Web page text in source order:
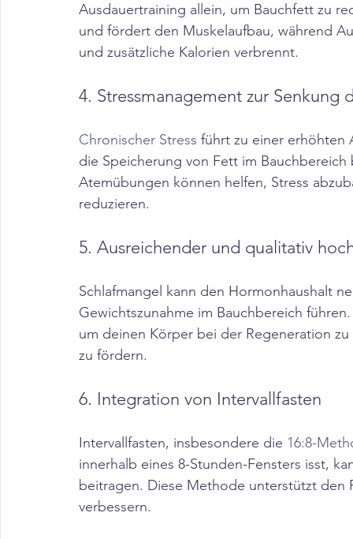
Ausdauertraining allein, um Bauchfett zu
und fördert den Muskelaufbau, während
und zusätzliche Kalorien verbrennt.​
4. Stressmanagement zur Senkung
Chronischer Stress führt zu einer erhöhten
die Speicherung von Fett im
Atemübungen können helfen, Stress
reduzieren.​
5. Ausreichender und qualitativ
Schlafmangel kann den Hormonhaushalt
Gewichtszunahme im Bauchbereich
um deinen Körper bei der Regeneration
zu fördern.​
6. Integration von Intervallfasten
Intervallfasten, insbesondere die 16:8-
innerhalb eines 8-Stunden-Fensters isst,
beitragen. Diese Methode unterstützt
verbessern.​